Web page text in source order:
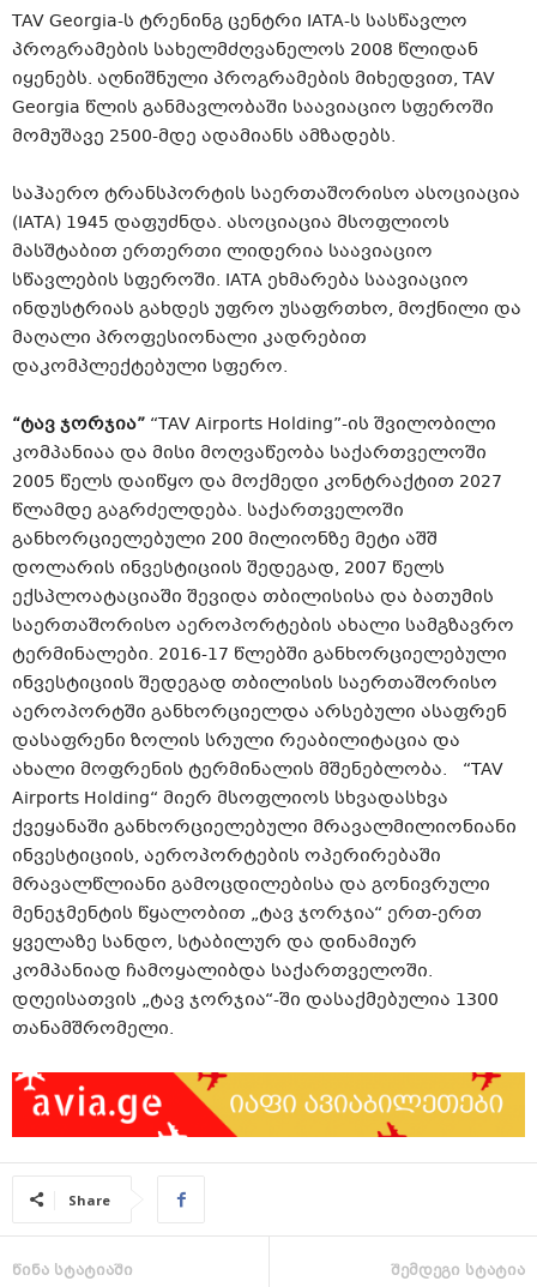
TAV Georgia-ს ტრენინგ ცენტრი IATA-ს სასწავლო
პროგრამების სახელმძღვანელოს 2008 წლიდან
იყენებს. აღნიშნული პროგრამების მიხედვით, TAV
Georgia წლის განმავლობაში საავიაციო სფეროში
მომუშავე 2500-მდე ადამიანს ამზადებს.
საჰაერო ტრანსპორტის საერთაშორისო ასოციაცია
(IATA) 1945 დაფუძნდა. ასოციაცია მსოფლიოს
მასშტაბით ერთერთი ლიდერია საავიაციო
სწავლების სფეროში. IATA ეხმარება საავიაციო
ინდუსტრიას გახდეს უფრო უსაფრთხო, მოქნილი და
მაღალი პროფესიონალი კადრებით
დაკომპლექტებული სფერო.
“ტავჯორჯია” “TAV Airports Holding”-ის შვილობილი
კომპანიაა და მისი მოღვაწეობა საქართველოში
2005 წელს დაიწყო და მოქმედი კონტრაქტით 2027
წლამდე გაგრძელდება. საქართველოში
განხორციელებული 200 მილიონზე მეტი აშშ
დოლარის ინვესტიციის შედეგად, 2007 წელს
ექსპლოატაციაში შევიდა თბილისისა და ბათუმის
საერთაშორისო აეროპორტების ახალი სამგზავრო
ტერმინალები. 2016-17 წლებში განხორციელებული
ინვესტიციის შედეგად თბილისის საერთაშორისო
აეროპორტში განხორციელდა არსებული ასაფრენ
დასაფრენი ზოლის სრული რეაბილიტაცია და
ახალი მოფრენის ტერმინალის მშენებლობა. “TAV
Airports Holding“ მიერ მსოფლიოს სხვადასხვა
ქვეყანაში განხორციელებული მრავალმილიონიანი
ინვესტიციის, აეროპორტების ოპერირებაში
მრავალწლიანი გამოცდილებისა და გონივრული
მენეჯმენტის წყალობით „ტავ ჯორჯია“ ერთ-ერთ
ყველაზე სანდო, სტაბილურ და დინამიურ
კომპანიად ჩამოყალიბდა საქართველოში.
დღეისათვის „ტავ ჯორჯია“-ში დასაქმებულია 1300
თანამშრომელი.
Share
წინა სტატიაში შემდეგი სტატია